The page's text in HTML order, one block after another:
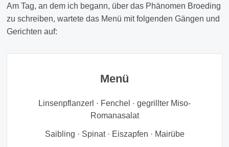
Am Tag, an dem ich begann, über das Phänomen Broeding
zu schreiben, wartete das Menü mit folgenden Gängen und
Gerichten auf:
Menü
Linsenpflanzerl · Fenchel · gegrillter Miso-
Romanasalat
Saibling · Spinat · Eiszapfen · Mairübe